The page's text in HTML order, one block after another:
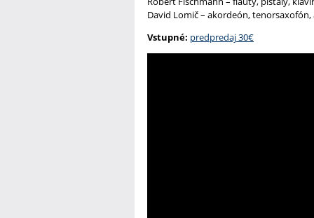
David Lomič – akordeón,
Vstupné: predpredaj 30€